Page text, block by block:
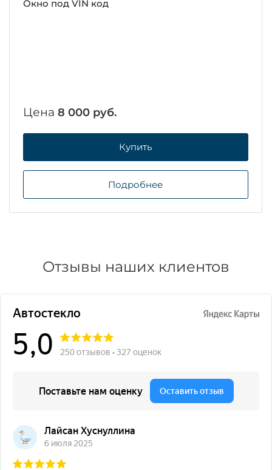
Окно под VIN код
Цена8 000 руб.
Купить
Подробнее
Отзывы наших клиентов